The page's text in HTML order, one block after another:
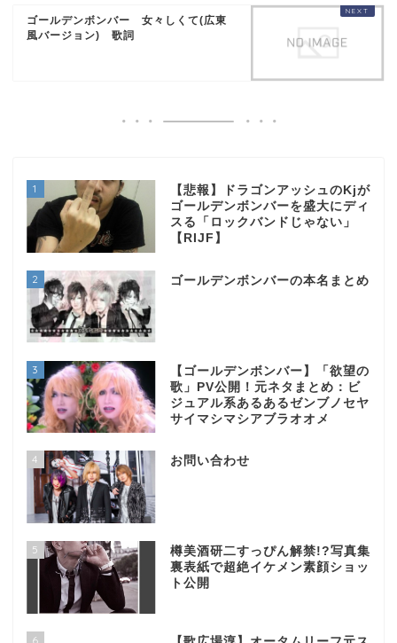
ゴールデンボンバー 女々しくて(広東
風バージョン) 歌詞
1
【悲報】ドラゴンアッシュのKjが
ゴールデンボンバーを盛大にディ
スる「ロックバンドじゃない」
【RIJF】
2 ゴールデンボンバーの本名まとめ
3
【ゴールデンボンバー】「欲望の
歌」PV公開！元ネタまとめ：ビ
ジュアル系あるあるゼンブノセヤ
サイマシマシアブラオオメ
4 お問い合わせ
5
樽美酒研二すっぴん解禁!?写真集
裏表紙で超絶イケメン素顔ショッ
ト公開
6